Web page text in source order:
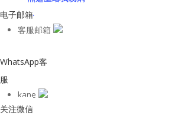
电子邮箱
客服邮箱
WhatsApp客
服
kane
关注微信